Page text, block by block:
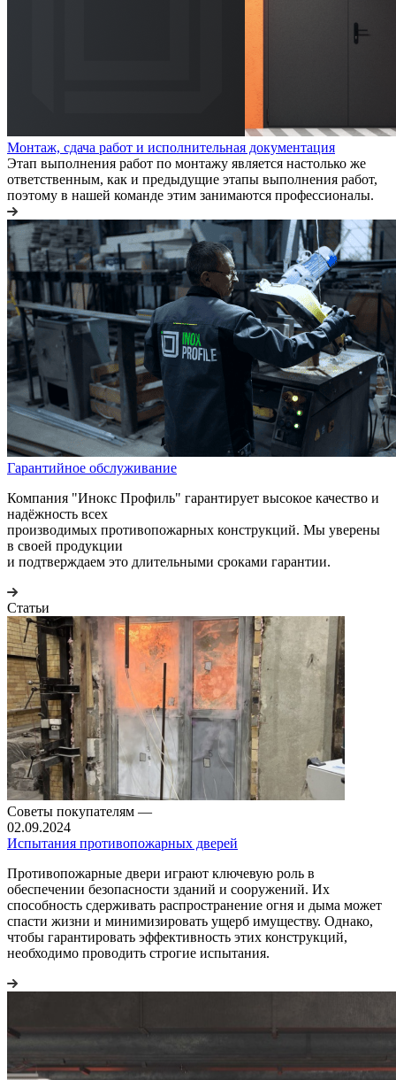
Монтаж, сдача работ и исполнительная документация
Этап выполнения работ по монтажу является настолько же
ответственным, как и предыдущие этапы выполнения работ,
поэтому в нашей команде этим занимаются профессионалы.
Гарантийное обслуживание
Компания "Инокс Профиль" гарантирует высокое качество и
надёжность всех
производимых противопожарных конструкций. Мы уверены
в своей продукции
и подтверждаем это длительными сроками гарантии.
Статьи
Советы покупателям —
02.09.2024
Испытания противопожарных дверей
Противопожарные двери играют ключевую роль в
обеспечении безопасности зданий и сооружений. Их
способность сдерживать распространение огня и дыма может
спасти жизни и минимизировать ущерб имуществу. Однако,
чтобы гарантировать эффективность этих конструкций,
необходимо проводить строгие испытания.